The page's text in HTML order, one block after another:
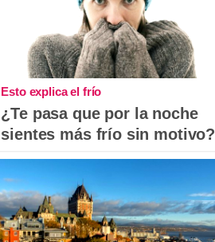
Esto explica el frío
¿Te pasa que por la noche
sientes más frío sin motivo?